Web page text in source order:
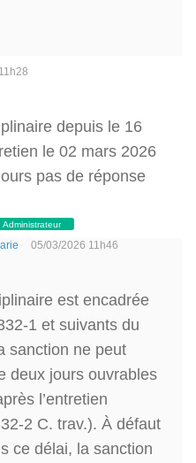
depuis le 16
le 02 mars 2026
pas de réponse
Administrateur
05/03/2026 11h46
est encadrée
1 et suivants du
sanction ne peut
deux jours ouvrables
l’entretien
2 C. trav.). À défaut
ce délai, la sanction